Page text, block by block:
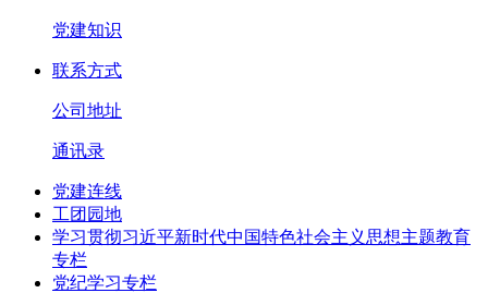
党建知识
联系方式
公司地址
通讯录
党建连线
工团园地
学习贯彻习近平新时代中国特色社会主义思想主题教育
专栏
党纪学习专栏